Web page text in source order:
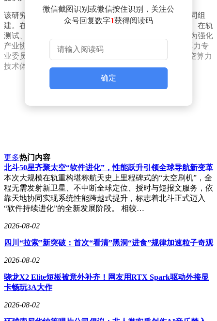
该研究院由国家信创园牵头，联合多家行业领军企业共同组
建。在平台建设方面，将重点布局技术研发、中试验证、在轨
测试、共性技术服务四大平台，并设立成果转化基地。为强化
产业协同，研究院依托中国信息通信研究院组建"太空算力专
业委员会"，通过"公司+联盟"的运作模式，系统推进太空算力
技术体系构建与产业生态培育。
微信截图识别或微信按住识别，关注公
众号回复数字1获得阅读码
确定
更多热门内容
北斗50星齐聚太空“软件进化”，性能跃升引领全球导航新变革
本次大规模在轨重构堪称航天史上里程碑式的“太空刷机”，全
程无需发射新卫星、不中断全球定位、授时与短报文服务，依
靠天地协同实现系统性能跨越式提升，标志着北斗正式迈入
“软件持续进化”的全新发展阶段。 相较…
2026-08-02
四川“拉索”新突破：首次“看清”黑洞“进食”规律加速粒子奇观
2026-08-02
骁龙X2 Elite短板被意外补齐！网友用RTX Spark驱动外接显
卡畅玩3A大作
2026-08-02